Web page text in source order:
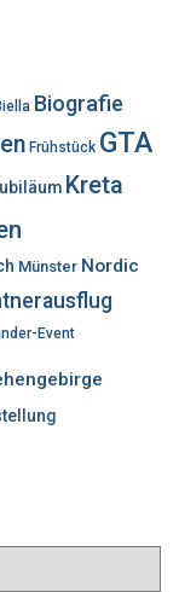
Biografie
Frühstück GTA
Kreta
Münster Nordic
Event